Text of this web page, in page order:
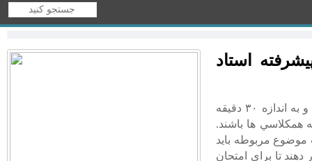
استاد
دانشجويان موظفند هر كدام يك موضوع را انتخاب كرده و به اندازه ۳۰ دقيقه
همكلاسي ها باشند.
مطالب موضوع مربوطه بايد
دهند تا براي امتحان